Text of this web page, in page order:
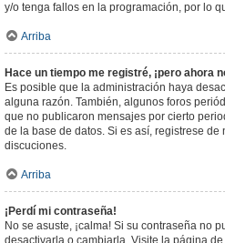
y/o tenga fallos en la programación, por lo
Arriba
Hace un tiempo me registré, ¡pero ahora
Es posible que la administración haya
alguna razón. También, algunos foros
que no publicaron mensajes por cierto
de la base de datos. Si es así, registrese de
discuciones.
Arriba
¡Perdí mi contraseña!
No se asuste, ¡calma! Si su contraseña no
desactivarla o cambiarla. Visite la página